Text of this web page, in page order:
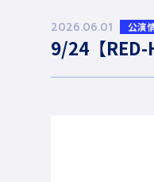
2026.06.01 公演
9/24【RED-